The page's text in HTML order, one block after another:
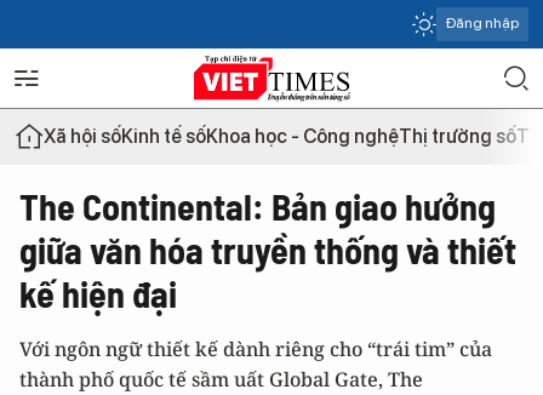
Đăng nhập
Xã hội sốKinh tế sốKhoa học - Công nghệThị trường số
The Continental: Bản giao hưởng
giữa văn hóa truyền thống và thiết
kế hiện đại
Với ngôn ngữ thiết kế dành riêng cho “trái tim” của
thành phố quốc tế sầm uất Global Gate, The